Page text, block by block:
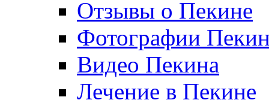
Отзывы о Пекине
Фотографии
Видео Пекина
Лечение в Пекине